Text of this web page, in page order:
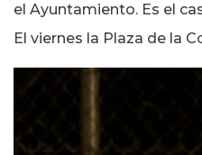
el Ayuntamiento. Es el
El viernes la Plaza de la